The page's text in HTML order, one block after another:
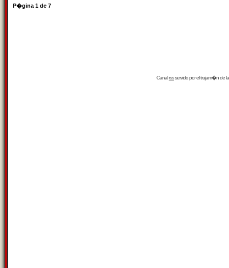
P�gina 1 de 7
Canalrssservido por eltrujam�nde